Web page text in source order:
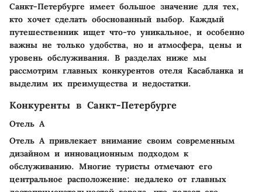
Санкт-Петербурге имеет большое значение для тех,
кто хочет сделать обоснованный выбор. Каждый
путешественник ищет что-то уникальное, и особенно
важны не только удобства, но и атмосфера, цены и
уровень обслуживания. В разделах ниже мы
рассмотрим главных конкурентов отеля Касабланка и
выделим их преимущества и недостатки.
Конкуренты в Санкт-Петербурге
Отель А
Отель Апривлекает внимание своим современным
дизайном и инновационным подходом к
обслуживанию. Многие туристы отмечают его
центральное расположение: недалеко от главных